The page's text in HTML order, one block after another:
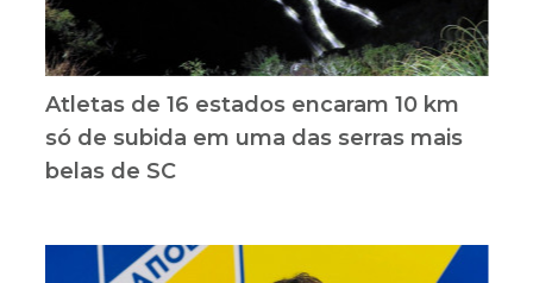
Atletas de 16 estados encaram 10 km
só de subida em uma das serras mais
belas de SC